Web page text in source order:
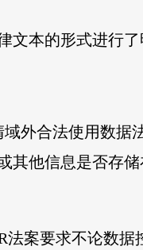
文本的形式进行了
外合法使用数据
其他信息是否存
法案要求不论数